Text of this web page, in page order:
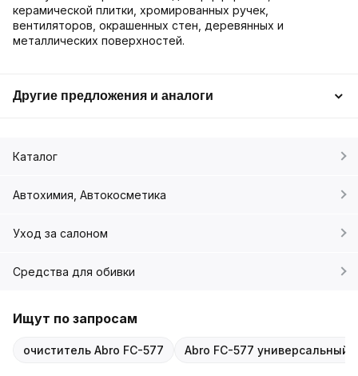
керамической плитки, хромированных ручек,
вентиляторов, окрашенных стен, деревянных и
металлических поверхностей.
Другие предложения и аналоги
Каталог
Автохимия, Автокосметика
Уход за салоном
Средства для обивки
Ищут по запросам
очиститель Abro FC-577 Abro FC-577 универсальный